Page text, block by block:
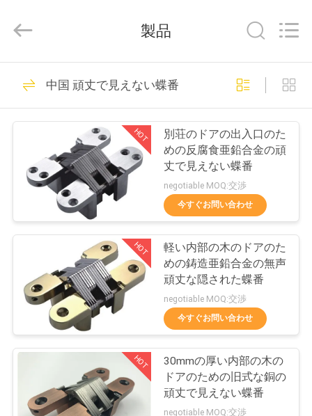
プ
ト
に
JinKaiLi
Co.,Ltd.
Reserved.
by
頑丈で見えない蝶番
40
Soss の見えない蝶
番
88
ほぞ穴の台紙の見
37
製品
中国 頑丈で見えない蝶番
HOT
別荘のドアの出入口のた
めの反腐食亜鉛合金の頑
丈で見えない蝶番
negotiable MOQ:交渉
今すぐお問い合わせ
HOT
軽い内部の木のドアのた
めの鋳造亜鉛合金の無声
頑丈な隠された蝶番
negotiable MOQ:交渉
今すぐお問い合わせ
HOT
30mmの厚い内部の木の
ドアのための旧式な銅の
頑丈で見えない蝶番
negotiable MOQ:交渉